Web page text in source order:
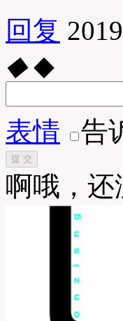
回复
◆ ◆
表情 告
提 交
啊哦，